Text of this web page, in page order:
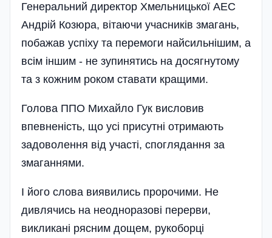
Генеральний директор Хмельницької АЕС
Андрій Козюра, вітаючи учасників змагань,
побажав успіху та перемоги найсильнішим, а
всім іншим - не зупинятись на досягнутому
та з кожним роком ставати кращими.
Голова ППО Михайло Гук висловив
впевненість, що усі присутні отримають
задоволення від участі, споглядання за
змаганнями.
І його слова виявились пророчими. Не
дивлячись на неодноразові перерви,
викликані рясним дощем, рукоборці